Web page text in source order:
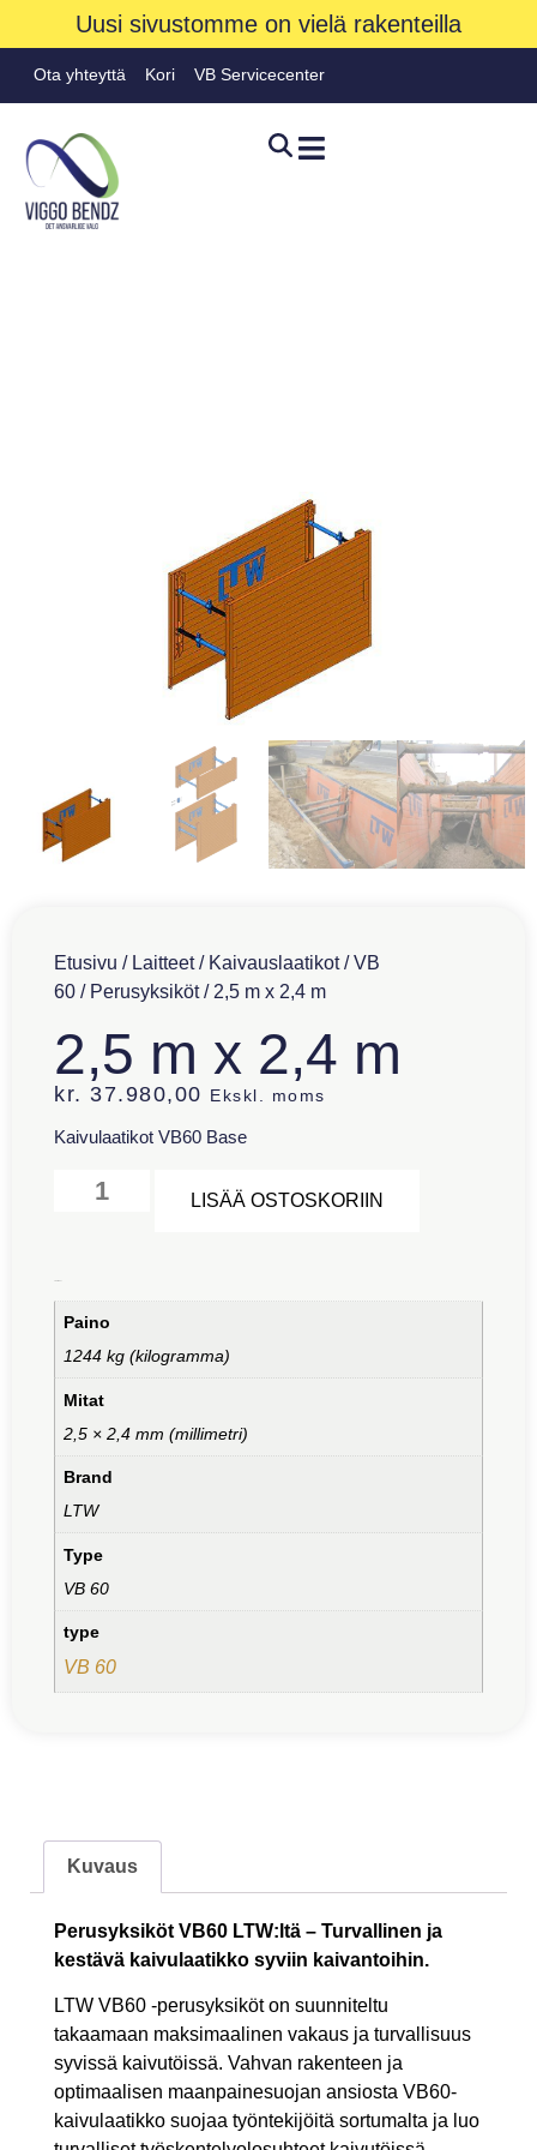
Uusi sivustomme on vielä rakenteilla
Ota yhteyttä Kori VB Servicecenter
Etusivu / Laitteet/ Kaivauslaatikot/VB
60 / Perusyksiköt/ 2,5 m x 2,4 m
2,5 m x 2,4 m
kr. 37.980,00 Ekskl. moms
Kaivulaatikot VB60 Base
LISÄÄ OSTOSKORIIN
Paino
1244 kg (kilogramma)
Mitat
2,5 × 2,4 mm (millimetri)
Brand
LTW
Type
VB 60
type
VB 60
Kuvaus
Perusyksiköt VB60 LTW:ltä – Turvallinen ja
kestävä kaivulaatikko syviin kaivantoihin.
LTW VB60 -perusyksiköt on suunniteltu
takaamaan maksimaalinen vakaus ja turvallisuus
syvissä kaivutöissä. Vahvan rakenteen ja
optimaalisen maanpainesuojan ansiosta VB60-
kaivulaatikko suojaa työntekijöitä sortumalta ja luo